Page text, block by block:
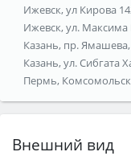
Ижевск, ул Кирова
Ижевск, ул. Максима
Казань, пр.
Казань, ул. Сибгата
Пермь,
Внешний вид